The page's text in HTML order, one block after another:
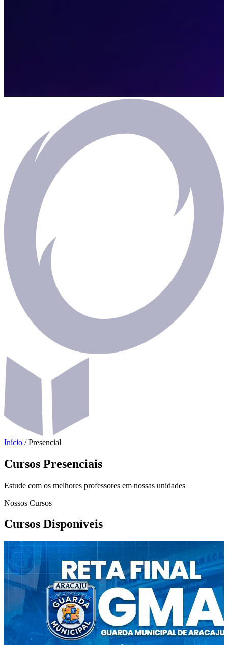
Início / Presencial
Cursos Presenciais
Estude com os melhores professores em nossas unidades
Nossos Cursos
Cursos Disponíveis